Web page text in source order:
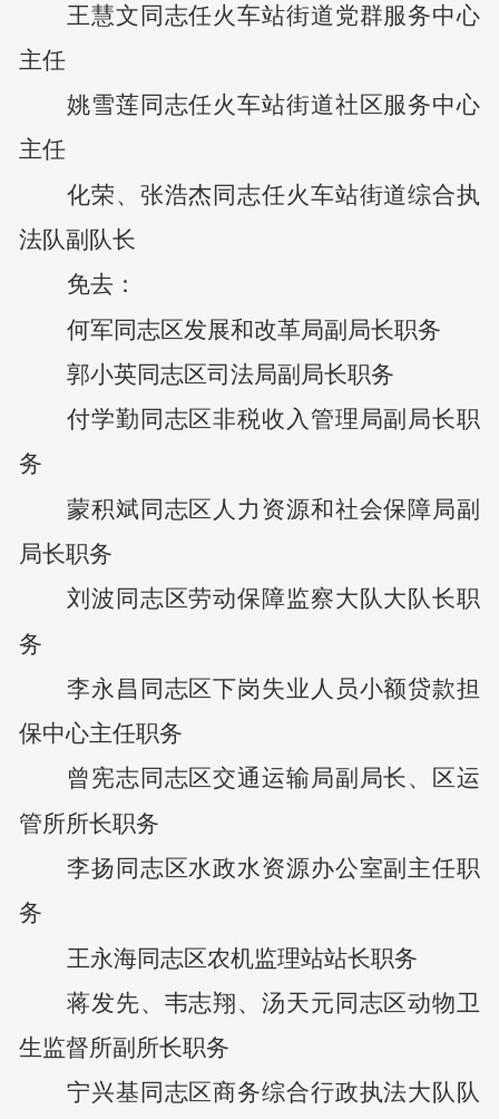
王慧文 同志任火车站街道党群服务中心
主任
姚雪莲 同志任火车站街道社区服务中心
主任
化荣、 张浩杰同志任火车站街道综合执
法队副队长
免去：
何军同志区发展和改革局副局长职务
郭小英同志区司法局副局长职务
付学勤 同志区非税收入管理局副局长职
务
蒙积斌 同志区人力资源和社会保障局副
局长职务
刘波 同志 区劳动保障监察大队大队长职
务
李永昌 同志区下岗失业人员小额贷款担
保中心主任职务
曾宪志 同志区交通运输局副局长、 区运
管所所长职务
李扬 同志区水政水资源办公室副主任职
务
王永海同志区农机监理站站长职务
蒋发先、 韦志翔、汤天元 同志区动物卫
生监督所副所长职务
宁兴基 同志区商务综合行政执法大队队